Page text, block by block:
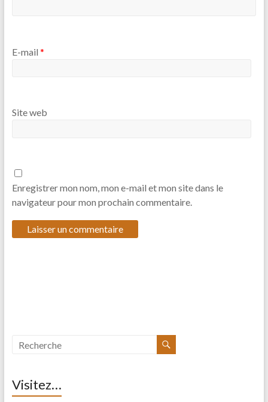
E-mail *
Site web
Enregistrer mon nom, mon e-mail et mon site dans le
navigateur pour mon prochain commentaire.
Visitez…